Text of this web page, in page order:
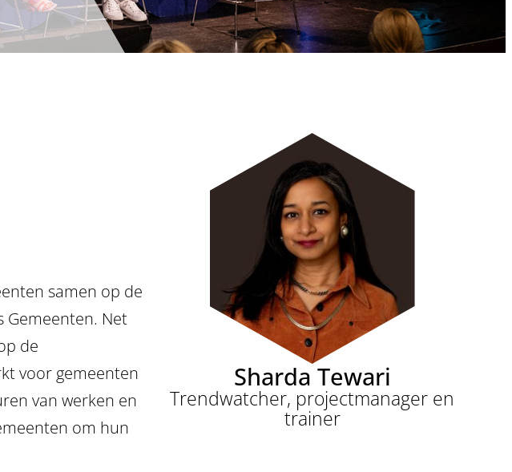
samen op de
Gemeenten. Net
de
voor gemeenten
van werken en
om hun
Sharda Tewari
Trendwatcher, projectmanager en
trainer